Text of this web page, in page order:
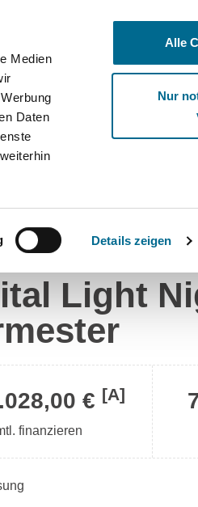
Medien
Daten
Details zeigen
Alle
Nur
Benz
450 d 4M
Light
€ [A]
finanzieren